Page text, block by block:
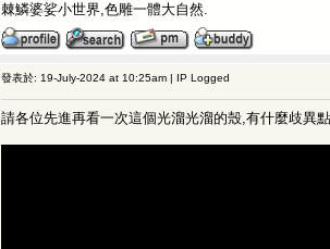
棘鱗婆娑小世界,色雕一體大自然.
發表於: 19-July-2024 at 10:25am | IP Logged
請各位先進再看一次這個光溜光溜的殼,有什麼歧異